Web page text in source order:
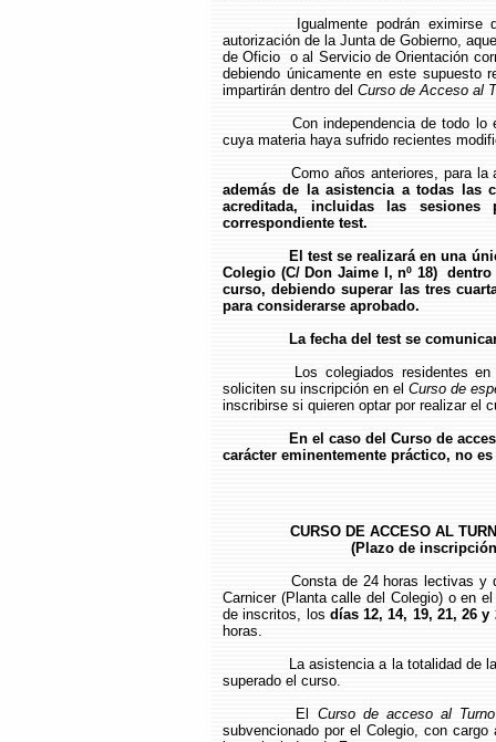
Igualmente podrán
autorización de la Junta de Gobierno,
de Oficio o al Servicio de Orientación
debiendo únicamente en este supuesto
impartirán dentro del Curso de Acceso al
Con independencia de todo
cuya materia haya sufrido recientes
Como años anteriores, para
además de la asistencia a todas las
acreditada, incluidas las
correspondiente test.
El test se realizará en una
Colegio (C/ Don Jaime I, nº 18)
curso, debiendo superar las tres
para considerarse aprobado.
La fecha del test se
Los colegiados residentes
soliciten su inscripción en el Curso de
inscribirse si quieren optar por realizar el
En el caso del Curso de
carácter eminentemente práctico, no
CURSO DE ACCESO AL
(Plazo de
Consta de 24 horas lectivas y
Carnicer (Planta calle del Colegio) o en
de inscritos, los días 12, 14, 19, 21, 26
horas.
La asistencia a la totalidad de
superado el curso.
El Curso de acceso al
subvencionado por el Colegio, con